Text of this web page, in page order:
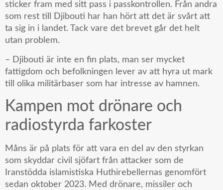
sticker fram med sitt pass i passkontrollen. Från andra
som rest till Djibouti har han hört att det är svårt att
ta sig in i landet. Tack vare det brevet går det helt
utan problem.
– Djibouti är inte en fin plats, man ser mycket
fattigdom och befolkningen lever av att hyra ut mark
till olika militärbaser som har intresse av hamnen.
Kampen mot drönare och
radiostyrda farkoster
Måns är på plats för att vara en del av den styrkan
som skyddar civil sjöfart från attacker som de
Iranstödda islamistiska Huthirebellernas genomfört
sedan oktober 2023. Med drönare, missiler och